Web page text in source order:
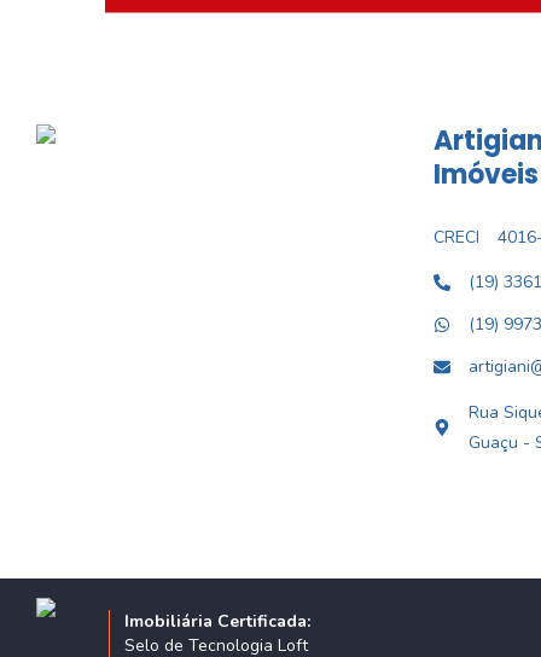
Imóveis
CRECI
(19)
(19)
Rua
Guaçu -
Imobiliária Certificada:
Selo de Tecnologia Loft